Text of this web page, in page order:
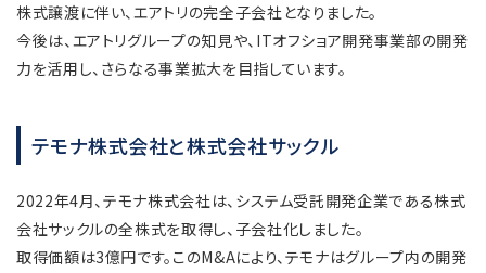
株式譲渡に伴い、エアトリの完全子会社となりました。
今後は、エアトリグループの知見や、ITオフショア開発事業部の開発
力を活用し、さらなる事業拡大を目指しています。
テモナ株式会社と株式会社サックル
2022年4月、テモナ株式会社は、システム受託開発企業である株式
会社サックルの全株式を取得し、子会社化しました。
取得価額は3億円です。このM&Aにより、テモナはグループ内の開発